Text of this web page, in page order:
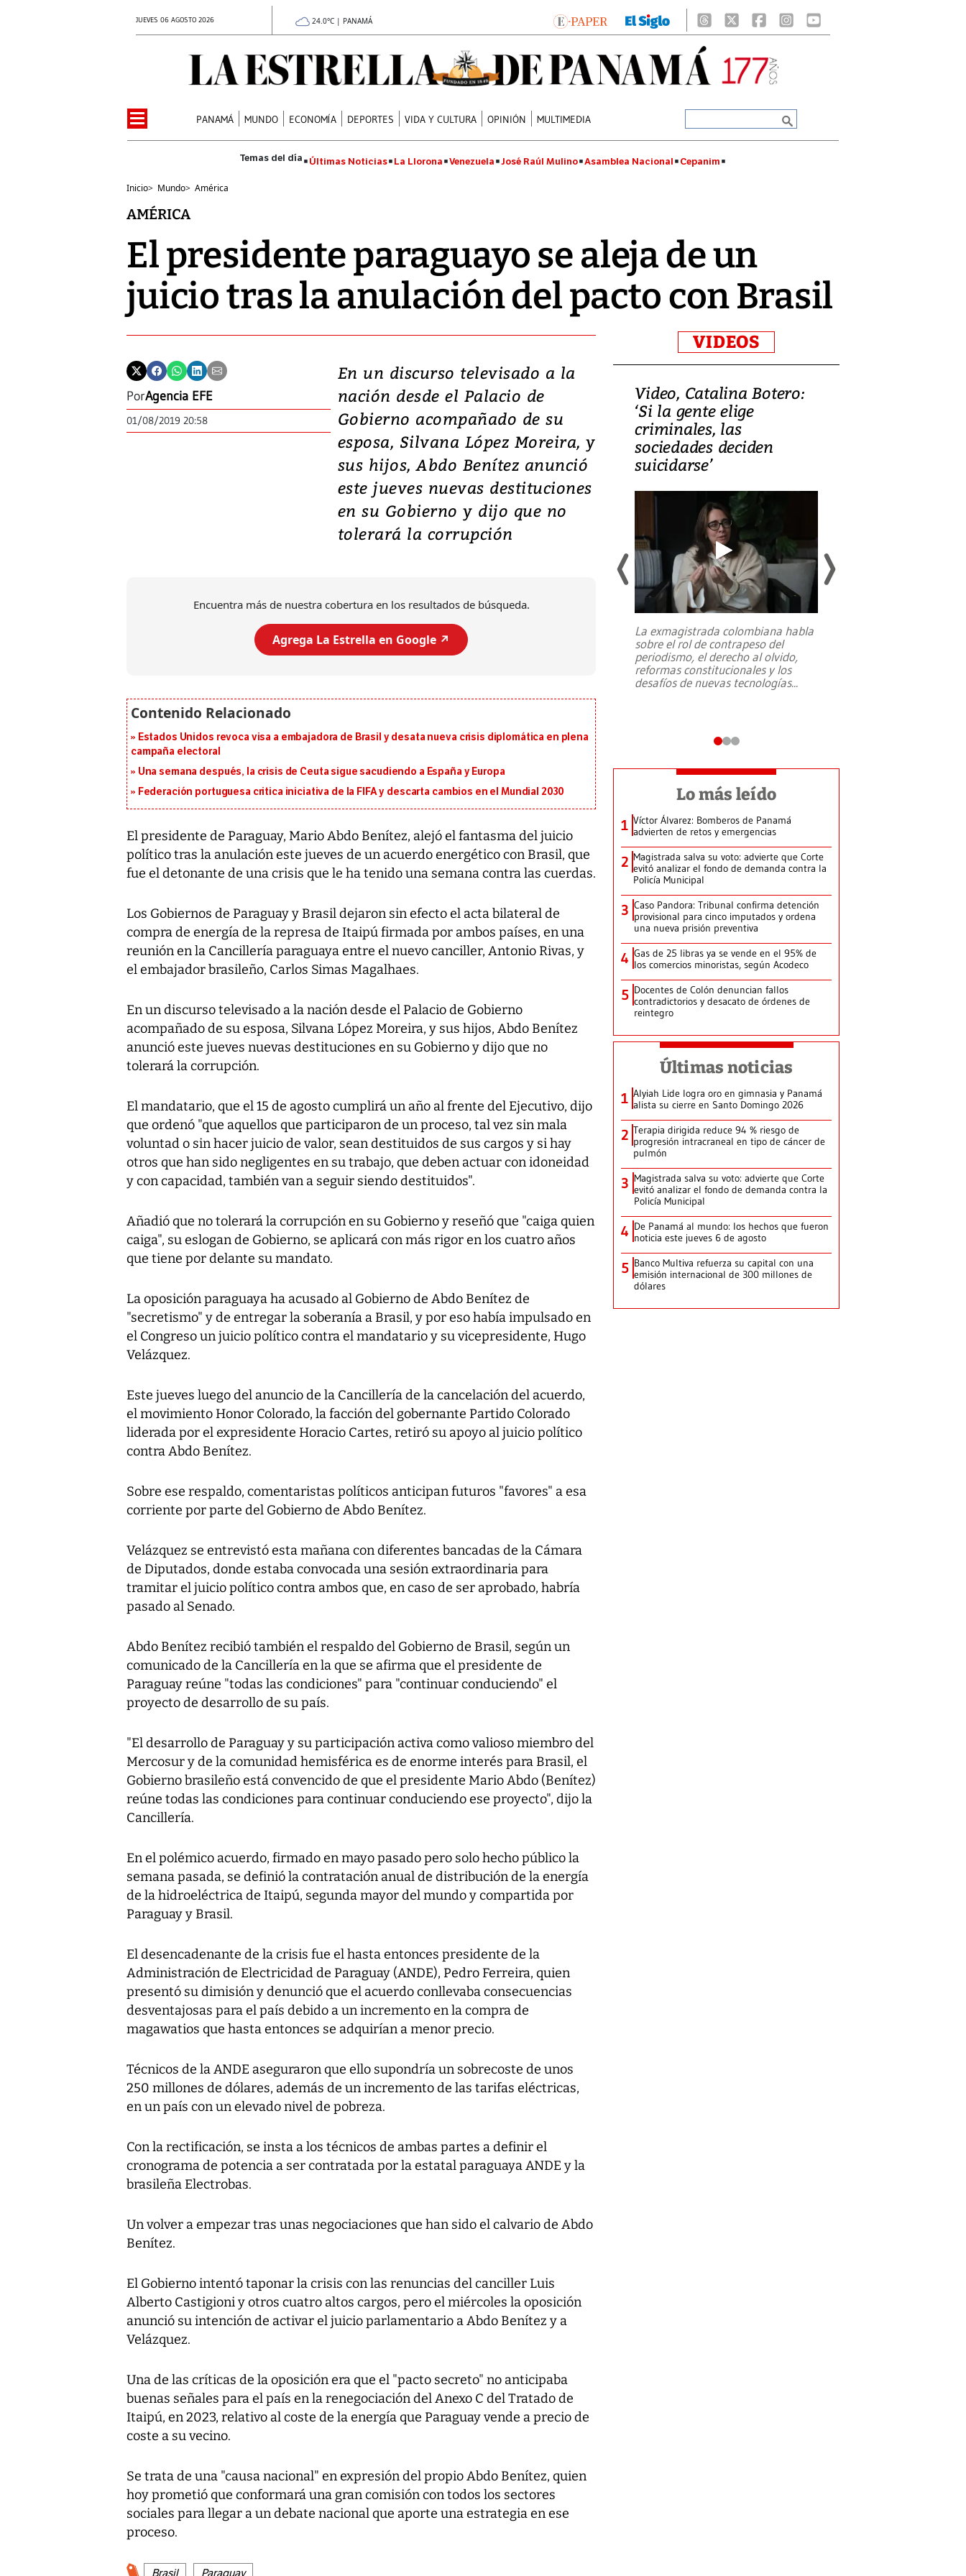
JUEVES 06 AGOSTO 2026 24.0°C | PANAMÁ
PANAMÁ MUNDO ECONOMÍA DEPORTES VIDA Y CULTURA OPINIÓN MULTIMEDIA
Últimas Noticias La Llorona Venezuela José Raúl Mulino Asamblea Nacional Cepanim
Inicio> Mundo> América
AMÉRICA
El presidente paraguayo se aleja de un
juicio tras la anulación del pacto con Brasil
PorAgencia EFE
01/08/2019 20:58
En un discurso televisado a la
nación desde el Palacio de
Gobierno acompañado de su
esposa, Silvana López Moreira, y
sus hijos, Abdo Benítez anunció
este jueves nuevas destituciones
en su Gobierno y dijo que no
tolerará la corrupción
Encuentra más de nuestra cobertura en los resultados de búsqueda.
Agrega La Estrella en Google ↗️
Estados Unidos revoca visa a embajadora de Brasil y desata nueva crisis diplomática en plena
campaña electoral
Una semana después, la crisis de Ceuta sigue sacudiendo a España y Europa
Federación portuguesa critica iniciativa de la FIFA y descarta cambios en el Mundial 2030
El presidente de Paraguay, Mario Abdo Benítez, alejó el fantasma del juicio
político tras la anulación este jueves de un acuerdo energético con Brasil, que
fue el detonante de una crisis que le ha tenido una semana contra las cuerdas.
Los Gobiernos de Paraguay y Brasil dejaron sin efecto el acta bilateral de
compra de energía de la represa de Itaipú firmada por ambos países, en una
reunión en la Cancillería paraguaya entre el nuevo canciller, Antonio Rivas, y
el embajador brasileño, Carlos Simas Magalhaes.
En un discurso televisado a la nación desde el Palacio de Gobierno
acompañado de su esposa, Silvana López Moreira, y sus hijos, Abdo Benítez
anunció este jueves nuevas destituciones en su Gobierno y dijo que no
tolerará la corrupción.
El mandatario, que el 15 de agosto cumplirá un año al frente del Ejecutivo, dijo
que ordenó "que aquellos que participaron de un proceso, tal vez sin mala
voluntad o sin hacer juicio de valor, sean destituidos de sus cargos y si hay
otros que han sido negligentes en su trabajo, que deben actuar con idoneidad
y con capacidad, también van a seguir siendo destituidos".
Añadió que no tolerará la corrupción en su Gobierno y reseñó que "caiga quien
caiga", su eslogan de Gobierno, se aplicará con más rigor en los cuatro años
que tiene por delante su mandato.
La oposición paraguaya ha acusado al Gobierno de Abdo Benítez de
"secretismo" y de entregar la soberanía a Brasil, y por eso había impulsado en
el Congreso un juicio político contra el mandatario y su vicepresidente, Hugo
Velázquez.
Este jueves luego del anuncio de la Cancillería de la cancelación del acuerdo,
el movimiento Honor Colorado, la facción del gobernante Partido Colorado
liderada por el expresidente Horacio Cartes, retiró su apoyo al juicio político
contra Abdo Benítez.
Sobre ese respaldo, comentaristas políticos anticipan futuros "favores" a esa
corriente por parte del Gobierno de Abdo Benítez.
Velázquez se entrevistó esta mañana con diferentes bancadas de la Cámara
de Diputados, donde estaba convocada una sesión extraordinaria para
tramitar el juicio político contra ambos que, en caso de ser aprobado, habría
pasado al Senado.
Abdo Benítez recibió también el respaldo del Gobierno de Brasil, según un
comunicado de la Cancillería en la que se afirma que el presidente de
Paraguay reúne "todas las condiciones" para "continuar conduciendo" el
proyecto de desarrollo de su país.
"El desarrollo de Paraguay y su participación activa como valioso miembro del
Mercosur y de la comunidad hemisférica es de enorme interés para Brasil, el
Gobierno brasileño está convencido de que el presidente Mario Abdo (Benítez)
reúne todas las condiciones para continuar conduciendo ese proyecto", dijo la
Cancillería.
En el polémico acuerdo, firmado en mayo pasado pero solo hecho público la
semana pasada, se definió la contratación anual de distribución de la energía
de la hidroeléctrica de Itaipú, segunda mayor del mundo y compartida por
Paraguay y Brasil.
El desencadenante de la crisis fue el hasta entonces presidente de la
Administración de Electricidad de Paraguay (ANDE), Pedro Ferreira, quien
presentó su dimisión y denunció que el acuerdo conllevaba consecuencias
desventajosas para el país debido a un incremento en la compra de
magawatios que hasta entonces se adquirían a menor precio.
Técnicos de la ANDE aseguraron que ello supondría un sobrecoste de unos
250 millones de dólares, además de un incremento de las tarifas eléctricas,
en un país con un elevado nivel de pobreza.
Con la rectificación, se insta a los técnicos de ambas partes a definir el
cronograma de potencia a ser contratada por la estatal paraguaya ANDE y la
brasileña Electrobas.
Un volver a empezar tras unas negociaciones que han sido el calvario de Abdo
Benítez.
El Gobierno intentó taponar la crisis con las renuncias del canciller Luis
Alberto Castigioni y otros cuatro altos cargos, pero el miércoles la oposición
anunció su intención de activar el juicio parlamentario a Abdo Benítez y a
Velázquez.
Una de las críticas de la oposición era que el "pacto secreto" no anticipaba
buenas señales para el país en la renegociación del Anexo C del Tratado de
Itaipú, en 2023, relativo al coste de la energía que Paraguay vende a precio de
coste a su vecino.
Se trata de una "causa nacional" en expresión del propio Abdo Benítez, quien
hoy prometió que conformará una gran comisión con todos los sectores
sociales para llegar a un debate nacional que aporte una estrategia en ese
proceso.
Brasil Paraguay
VIDEOS
Video, Japón: Terremoto
deja heridos y graves
daños en Kumamoto
7,1 se registró este martes 28 de
julio en la prefectura de Kumamoto,
al sur de Japón, provocando una
emergencia de gran
Video, Catalina Botero:
‘Si la gente elige
criminales, las
sociedades deciden
suicidarse’
La exmagistrada colombiana habla
sobre el rol de contrapeso del
periodismo, el derecho al olvido,
reformas constitucionales y los
desafíos de nuevas tecnologías...
Lo más leído
1 Víctor Álvarez: Bomberos de Panamá
advierten de retos y emergencias
2 Magistrada salva su voto: advierte que Corte
evitó analizar el fondo de demanda contra la
Policía Municipal
3 Caso Pandora: Tribunal confirma detención
provisional para cinco imputados y ordena
una nueva prisión preventiva
4 Gas de 25 libras ya se vende en el 95% de
los comercios minoristas, según Acodeco
5 Docentes de Colón denuncian fallos
contradictorios y desacato de órdenes de
reintegro
Últimas noticias
1 Alyiah Lide logra oro en gimnasia y Panamá
alista su cierre en Santo Domingo 2026
2 Terapia dirigida reduce 94 % riesgo de
progresión intracraneal en tipo de cáncer de
pulmón
3 Magistrada salva su voto: advierte que Corte
evitó analizar el fondo de demanda contra la
Policía Municipal
4 De Panamá al mundo: los hechos que fueron
noticia este jueves 6 de agosto
5 Banco Multiva refuerza su capital con una
emisión internacional de 300 millones de
dólares